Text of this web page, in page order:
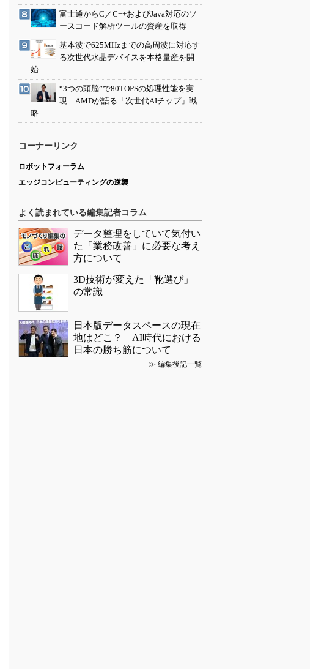
富士通からC／C++およびJava対応のソ
ースコード解析ツールの資産を取得
基本波で625MHzまでの高周波に対応す
る次世代水晶デバイスを本格量産を開
始
“3つの頭脳”で80TOPSの処理性能を実
現 AMDが語る「次世代AIチップ」戦
略
コーナーリンク
ロボットフォーラム
エッジコンピューティングの逆襲
よく読まれている編集記者コラム
データ整理をしていて気付い
た「業務改善」に必要な考え
方について
3D技術が変えた「靴選び」
の常識
日本版データスペースの現在
地はどこ？ AI時代における
日本の勝ち筋について
≫ 編集後記一覧